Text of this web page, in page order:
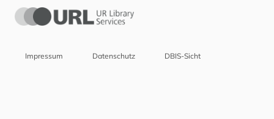
Impressum Datenschutz DBIS-Sicht